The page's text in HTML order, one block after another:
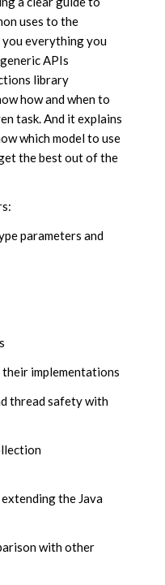
uses to the
everything you
APIs
library
how and when to
task. And it explains
which model to use
the best out of the
parameters and
their implementations
thread safety with
the Java
with other